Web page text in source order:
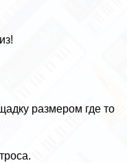
размером где то